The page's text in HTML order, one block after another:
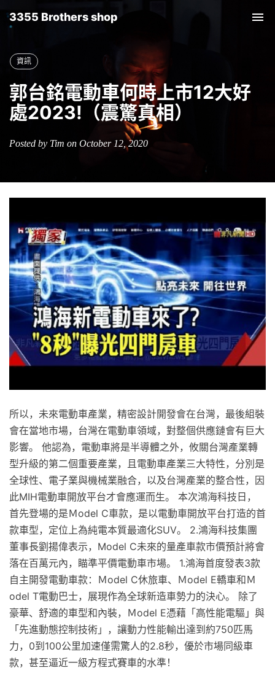
3355 Brothers shop
資訊
郭台銘電動車何時上市12大好
處2023!（震驚真相）
Posted by Tim on October 12, 2020
所以，未來電動車產業，精密設計開發會在台灣，最後組裝
會在當地市場，台灣在電動車領域，對整個供應鏈會有巨大
影響。 他認為，電動車將是半導體之外，攸關台灣產業轉
型升級的第二個重要產業，且電動車產業三大特性，分別是
全球性、電子業與機械業融合，以及台灣產業的整合性，因
此MIH電動車開放平台才會應運而生。 本次鴻海科技日，
首先登場的是Ｍodel C車款，是以電動車開放平台打造的首
款車型，定位上為純電本質最適化SUV。 2.鴻海科技集團
董事長劉揚偉表示，Model C未來的量產車款市價預計將會
落在百萬元內，瞄準平價電動車市場。 1.鴻海首度發表3款
自主開發電動車款：Ｍodel C休旅車、Ｍodel E轎車和Ｍ
odel T電動巴士，展現作為全球新造車勢力的決心。 除了
豪華、舒適的車型和內裝，Ｍodel E憑藉「高性能電驅」與
「先進動態控制技術」，讓動力性能輸出達到約750匹馬
力，0到100公里加速僅需驚人的2.8秒，優於市場同級車
款，甚至逼近一級方程式賽車的水準！